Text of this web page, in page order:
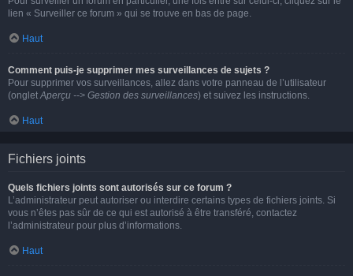
lien « Surveiller ce forum » qui se trouve en bas de page.
Haut
Comment puis-je supprimer mes surveillances de sujets ?
Pour supprimer vos surveillances, allez dans votre panneau de l’utilisateur
(ongletAperçu --> Gestion des surveillances) et suivez les instructions.
Haut
Fichiers joints
Quels fichiers joints sont autorisés sur ce forum ?
L’administrateur peut autoriser ou interdire certains types de fichiers joints. Si
vous n’êtes pas sûr de ce qui est autorisé à être transféré, contactez
l’administrateur pour plus d’informations.
Haut